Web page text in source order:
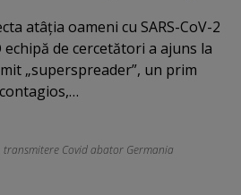
atâţia oameni cu SARS-CoV-2
de cercetători a ajuns la
„superspreader”, un prim
transmitere Covid abator Germania